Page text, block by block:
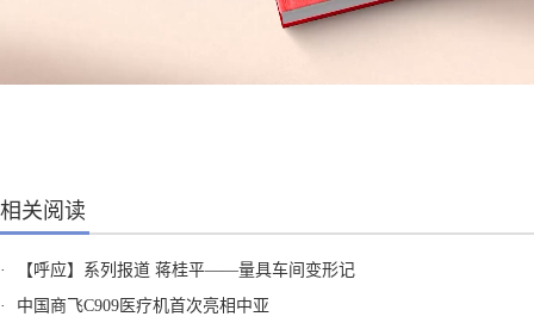
相关阅读
·
【呼应】系列报道 蒋桂平——量具车间变形记
·
中国商飞C909医疗机首次亮相中亚